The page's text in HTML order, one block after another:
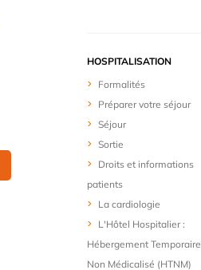
HOSPITALISATION
Formalités
Préparer votre séjour
Séjour
Sortie
Droits et informations
patients
La cardiologie
L'Hôtel Hospitalier :
Hébergement Temporaire
Non Médicalisé (HTNM)